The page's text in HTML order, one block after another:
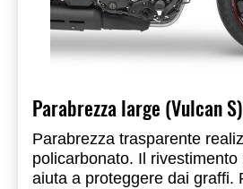
Parabrezza large (Vulcan S)
Parabrezza trasparente
policarbonato. Il rivestimento
aiuta a proteggere dai graffi.